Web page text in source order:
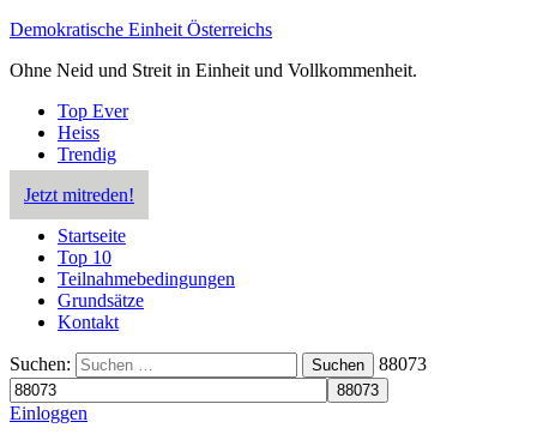
Demokratische Einheit Österreichs
Ohne Neid und Streit in Einheit und Vollkommenheit.
Top Ever
Heiss
Trendig
Jetzt mitreden!
Startseite
Top 10
Teilnahmebedingungen
Grundsätze
Kontakt
Suchen: Suchen 88073
Einloggen